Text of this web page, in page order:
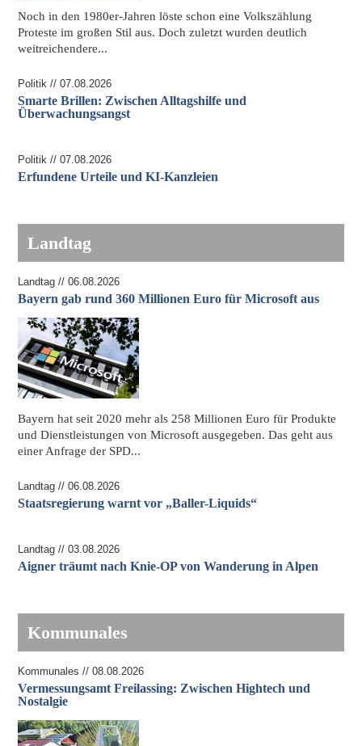
Noch in den 1980er-Jahren löste schon eine Volkszählung
Proteste im großen Stil aus. Doch zuletzt wurden deutlich
weitreichendere...
Politik // 07.08.2026
Smarte Brillen: Zwischen Alltagshilfe und
Überwachungsangst
Politik // 07.08.2026
Erfundene Urteile und KI-Kanzleien
Landtag
Landtag // 06.08.2026
Bayern gab rund 360 Millionen Euro für Microsoft aus
Bayern hat seit 2020 mehr als 258 Millionen Euro fürProdukte
und Dienstleistungen von Microsoft ausgegeben. Das geht aus
einer Anfrage der SPD...
Landtag // 06.08.2026
Staatsregierung warnt vor „Baller-Liquids“
Landtag // 03.08.2026
Aigner träumt nach Knie-OP von Wanderung in Alpen
Kommunales
Kommunales // 08.08.2026
Vermessungsamt Freilassing: Zwischen Hightech und
Nostalgie